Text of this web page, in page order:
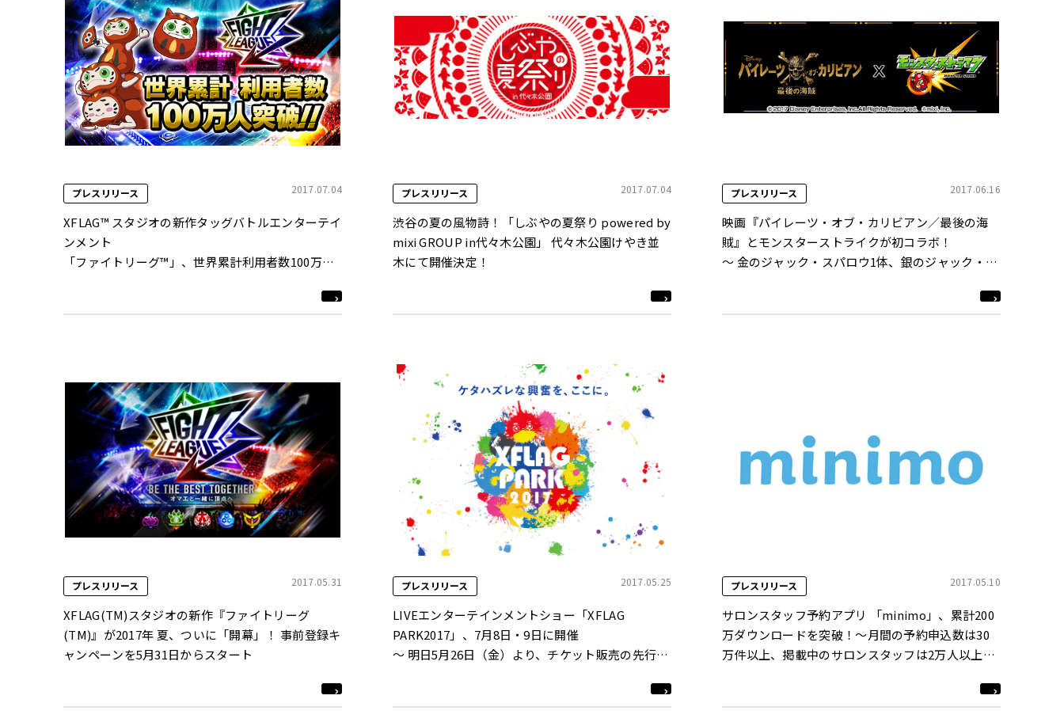
プレスリリース 2017.07.04
XFLAG™ スタジオの新作タッグバトルエンターテイ
ンメント
「ファイトリーグ™」、世界累計利用者数100万人
プレスリリース 2017.07.04
渋谷の夏の風物詩！「しぶやの夏祭り powered by
mixi GROUP in代々木公園」 代々木公園けやき並
木にて開催決定！
プレスリリース 2017.06.16
映画『パイレーツ・オブ・カリビアン／最後の海
賊』とモンスターストライクが初コラボ！
～ 金のジャック・スパロウ1体、銀のジャック・ス
プレスリリース 2017.05.31
XFLAG(TM)スタジオの新作『ファイトリーグ
(TM)』が2017年 夏、ついに「開幕」！ 事前登録キ
ャンペーンを5月31日からスタート
プレスリリース 2017.05.25
LIVEエンターテインメントショー「XFLAG
PARK2017」、7月8日・9日に開催
～ 明日5月26日（金）より、チケット販売の先行抽
プレスリリース 2017.05.10
サロンスタッフ予約アプリ 「minimo」、累計200
万ダウンロードを突破！～月間の予約申込数は30
万件以上、掲載中のサロンスタッフは2万人以上に